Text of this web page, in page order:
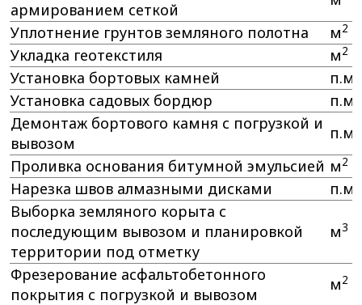
армированием сеткой
Уплотнение грунтов земляного полотна м2
Укладка геотекстиля м2
Установка бортовых камней
п.м.
Установка садовых бордюр
п.м.
Демонтаж бортового камня с погрузкой и
вывозом
п.м.
Проливка основания битумной эмульсией м2
Нарезка швов алмазными дисками
п.м.
Выборка земляного корыта с
последующим вывозом и планировкой
территории под отметку
м3
Фрезерование асфальтобетонного
покрытия с погрузкой и вывозом
м2